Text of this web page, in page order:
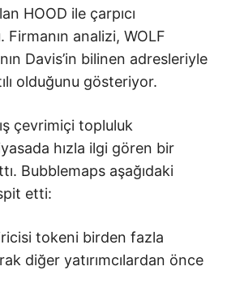
HOOD ile çarpıcı
analizi, WOLF
Davis’in bilinen adresleriyle
olduğunu gösteriyor.
çevrimiçi topluluk
hızla ilgi gören bir
Bubblemaps aşağıdaki
etti:
tokeni birden fazla
diğer yatırımcılardan önce